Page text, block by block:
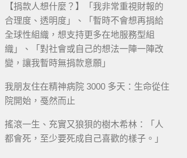
【捐款人想什麼？】「我非常重視財報的
合理度、透明度」、「暫時不會想再捐給
全球性組織，想支持更多在地服務型組
織」、「對社會或自己的想法一陣一陣改
變，讓我暫時無捐款意願」
我朋友住在精神病院 3000 多天：生命從住
院開始，戞然而止
搖滾一生、充實又狼狽的樹木希林：「人
都會死，至少要死成自己喜歡的樣子。」